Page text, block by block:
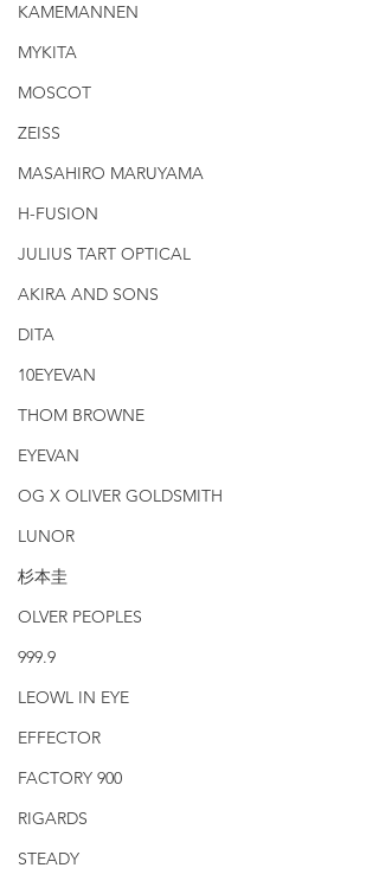
KAMEMANNEN
MYKITA
MOSCOT
ZEISS
MASAHIRO MARUYAMA
H-FUSION
JULIUS TART OPTICAL
AKIRA AND SONS
DITA
10EYEVAN
THOM BROWNE
EYEVAN
OG X OLIVER GOLDSMITH
LUNOR
杉本圭
OLVER PEOPLES
999.9
LEOWL IN EYE
EFFECTOR
FACTORY 900
RIGARDS
STEADY